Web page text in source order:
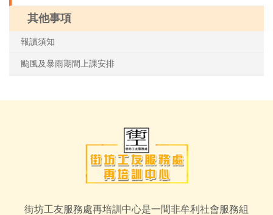
其他事項
報讀須知
颱風及暴雨期間上課安排
街坊工友服務處再培訓中心是一間非牟利社會服務組